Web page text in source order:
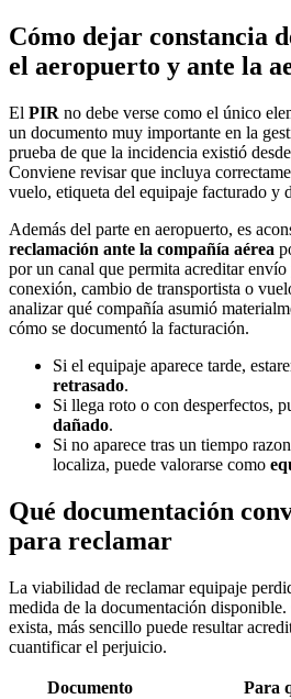
Cómo dejar constancia
el aeropuerto y ante la
El PIR no debe verse como el único
un documento muy importante en la
prueba de que la incidencia existió
Conviene revisar que incluya
vuelo, etiqueta del equipaje facturado y
Además del parte en aeropuerto, es
reclamación ante la compañía aérea
por un canal que permita acreditar
conexión, cambio de transportista o
analizar qué compañía asumió
cómo se documentó la facturación.
Si el equipaje aparece tarde,
retrasado.
Si llega roto o con desperfectos,
dañado.
Si no aparece tras un tiempo
localiza, puede valorarse como
Qué documentación
para reclamar
La viabilidad de reclamar equipaje
medida de la documentación
exista, más sencillo puede resultar
cuantificar el perjuicio.
Documento Para